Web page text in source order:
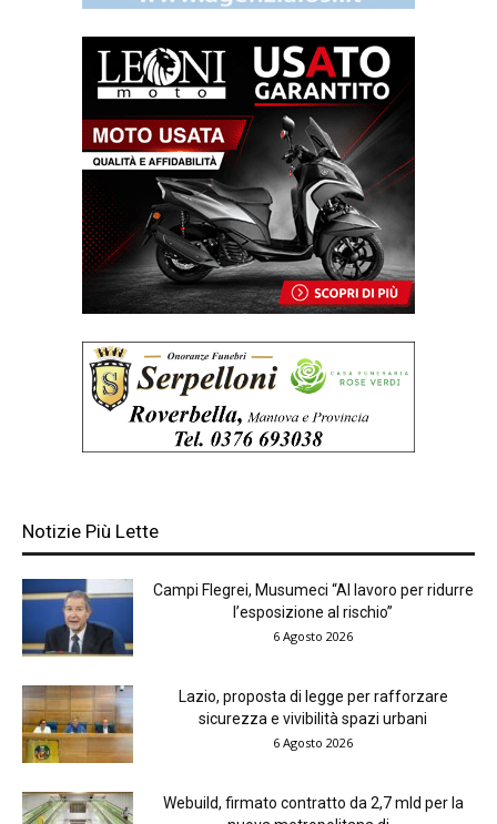
Notizie Più Lette
Campi Flegrei, Musumeci “Al lavoro per ridurre
l’esposizione al rischio”
6 Agosto 2026
Lazio, proposta di legge per rafforzare
sicurezza e vivibilità spazi urbani
6 Agosto 2026
Webuild, firmato contratto da 2,7 mld per la